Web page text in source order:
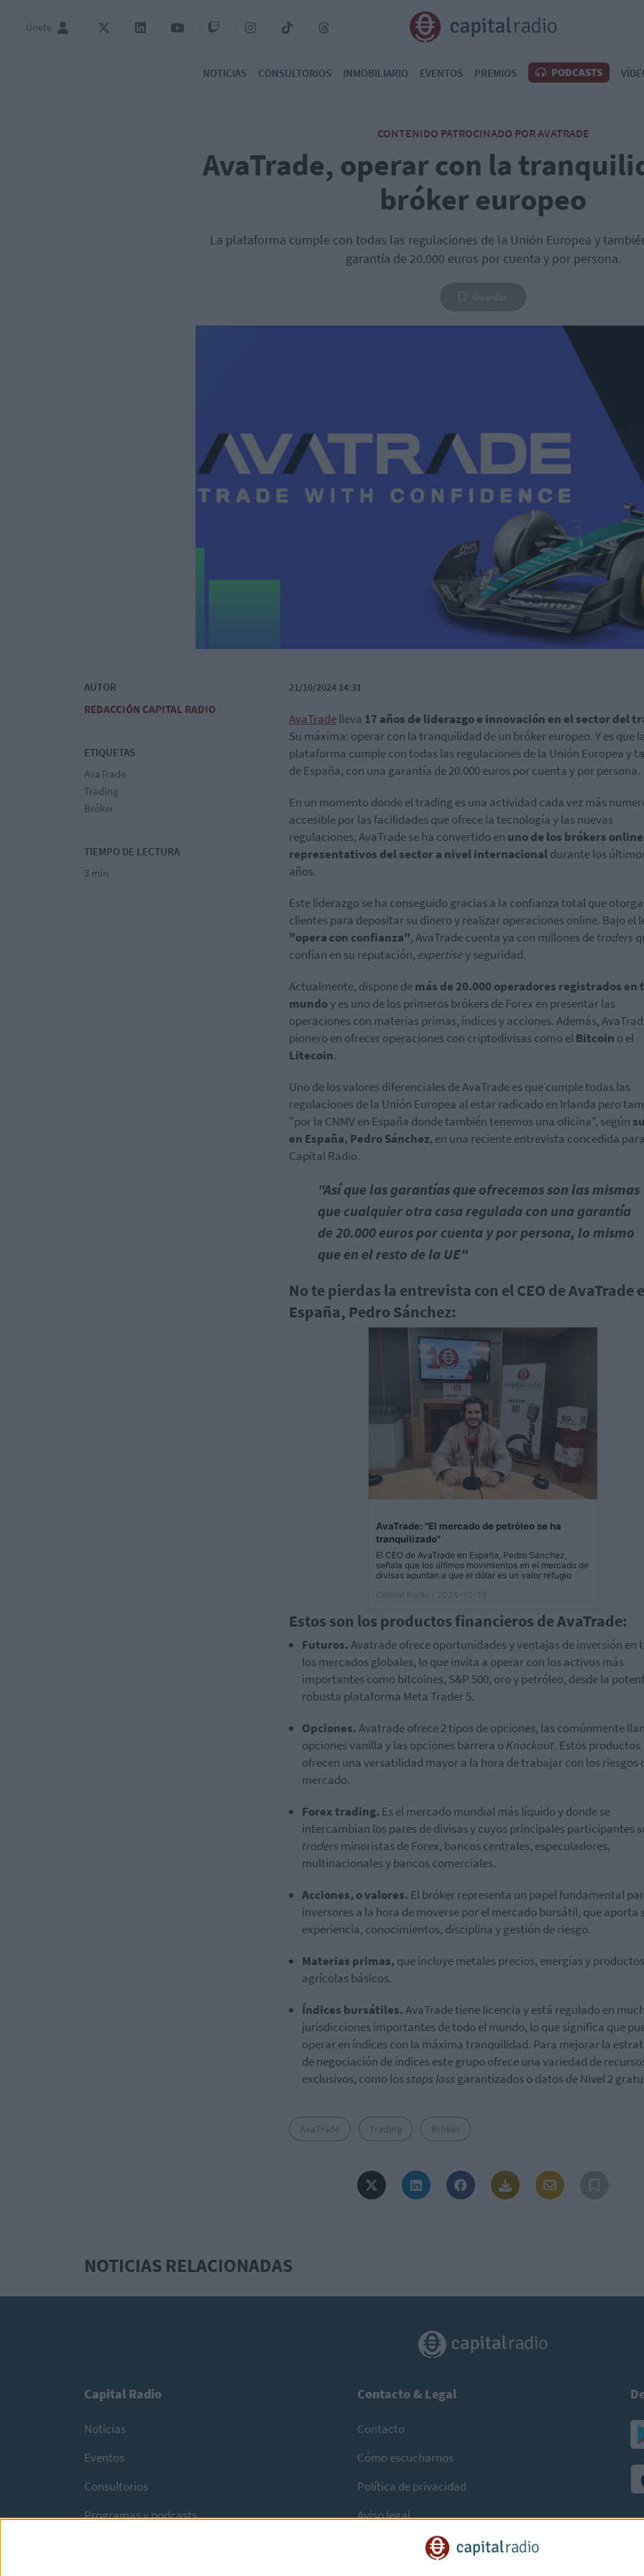
Únete
NOTICIAS CONSULTORIOS INMOBILIARIO EVENTOS PREMIOS PODCASTS
CONTENIDO PATROCINADO POR AVATRADE
AvaTrade, operar con la
bróker europeo
La plataforma cumple con todas las regulaciones de la Unión Europea y
garantía de 20.000 euros por cuenta y por persona.
AUTOR
REDACCIÓN CAPITAL RADIO
ETIQUETAS
AvaTrade
Trading
Bróker
TIEMPO DE LECTURA
3 min
21/10/2024 14:31
AvaTradelleva 17 años de liderazgo e innovación en el sector del
Su máxima: operar con la tranquilidad de un bróker europeo. Y es que la
plataforma cumple con todas las regulaciones de la Unión Europea y
de España, con una garantía de 20.000 euros por cuenta y por persona.
En un momento donde el trading es una actividad cada vez más
accesible por las facilidades que ofrece la tecnología y las nuevas
regulaciones, AvaTrade se ha convertido en uno de los brókers
representativos del sector a nivel internacionaldurante los
años.
Este liderazgo se ha conseguido gracias a la confianza total que
clientes para depositar su dinero y realizar operaciones online. Bajo el
"opera con confianza", AvaTrade cuenta ya con millones detraders
confían en su reputación, expertisey seguridad.
Actualmente, dispone demás de 20.000 operadores registrados en
mundoy es uno de los primeros brókers de Forex en presentar las
operaciones con materias primas, índices y acciones. Además,
pionero en ofrecer operaciones con criptodivisas como elBitcoin o el
Litecoin.
Uno de los valores diferenciales de AvaTrade es que cumple todas las
regulaciones de la Unión Europea al estar radicado en Irlanda pero
"por la CNMV en España donde también tenemos una oficina", según
en España, Pedro Sánchez, en una reciente entrevista concedida para
Capital Radio.
"Así que las garantías que ofrecemos son las mismas
que cualquier otra casa regulada con una garantía
de 20.000 euros por cuenta y por persona, lo mismo
que en el resto de la UE"
No te pierdas la entrevista con el CEO de AvaTrade
España, Pedro Sánchez:
AvaTrade: "El mercado de petróleo se ha
tranquilizado"
El CEO de AvaTrade en España, Pedro Sánchez,
señala que los últimos movimientos en el mercado de
divisas apuntan a que el dólar es un valor refugio
Capital Radio
/ 2024-10-15
Estos son los productos financieros de AvaTrade:
Futuros.Avatrade ofrece oportunidades y ventajas de inversión en
los mercados globales, lo que invita a operar con los activos más
importantes como bitcoines, S&P 500, oro y petróleo, desde la
robusta plataforma Meta Trader 5.
Opciones.Avatrade ofrece 2 tipos de opciones, las comúnmente
opciones vanilla y las opciones barrera o Knockout. Estos productos
ofrecen una versatilidad mayor a la hora de trabajar con los riesgos
mercado.
Forex trading. Es el mercado mundial más líquido y donde se
intercambian los pares de divisas y cuyos principales participantes
traders minoristas de Forex, bancos centrales, especuladores,
multinacionales y bancos comerciales.
Acciones, o valores. El bróker representa un papel fundamental
inversores a la hora de moverse por el mercado bursátil, que aporta
experiencia, conocimientos, disciplina y gestión de riesgo.
Materias primas, que incluye metales precios, energías y productos
agrícolas básicos.
Índices bursátiles.AvaTrade tiene licencia y está regulado en
jurisdicciones importantes de todo el mundo, lo que significa que
operar en índices con la máxima tranquilidad. Para mejorar la
de negociación de índices este grupo ofrece una variedad de
exclusivos, como losstops loss garantizados o datos de Nivel 2
AvaTrade Trading Bróker
NOTICIAS RELACIONADAS
Capital Radio
Noticias
Eventos
Consultorios
Programas y podcasts
Contacto & Legal
Contacto
Cómo escucharnos
Política de privacidad
Aviso legal